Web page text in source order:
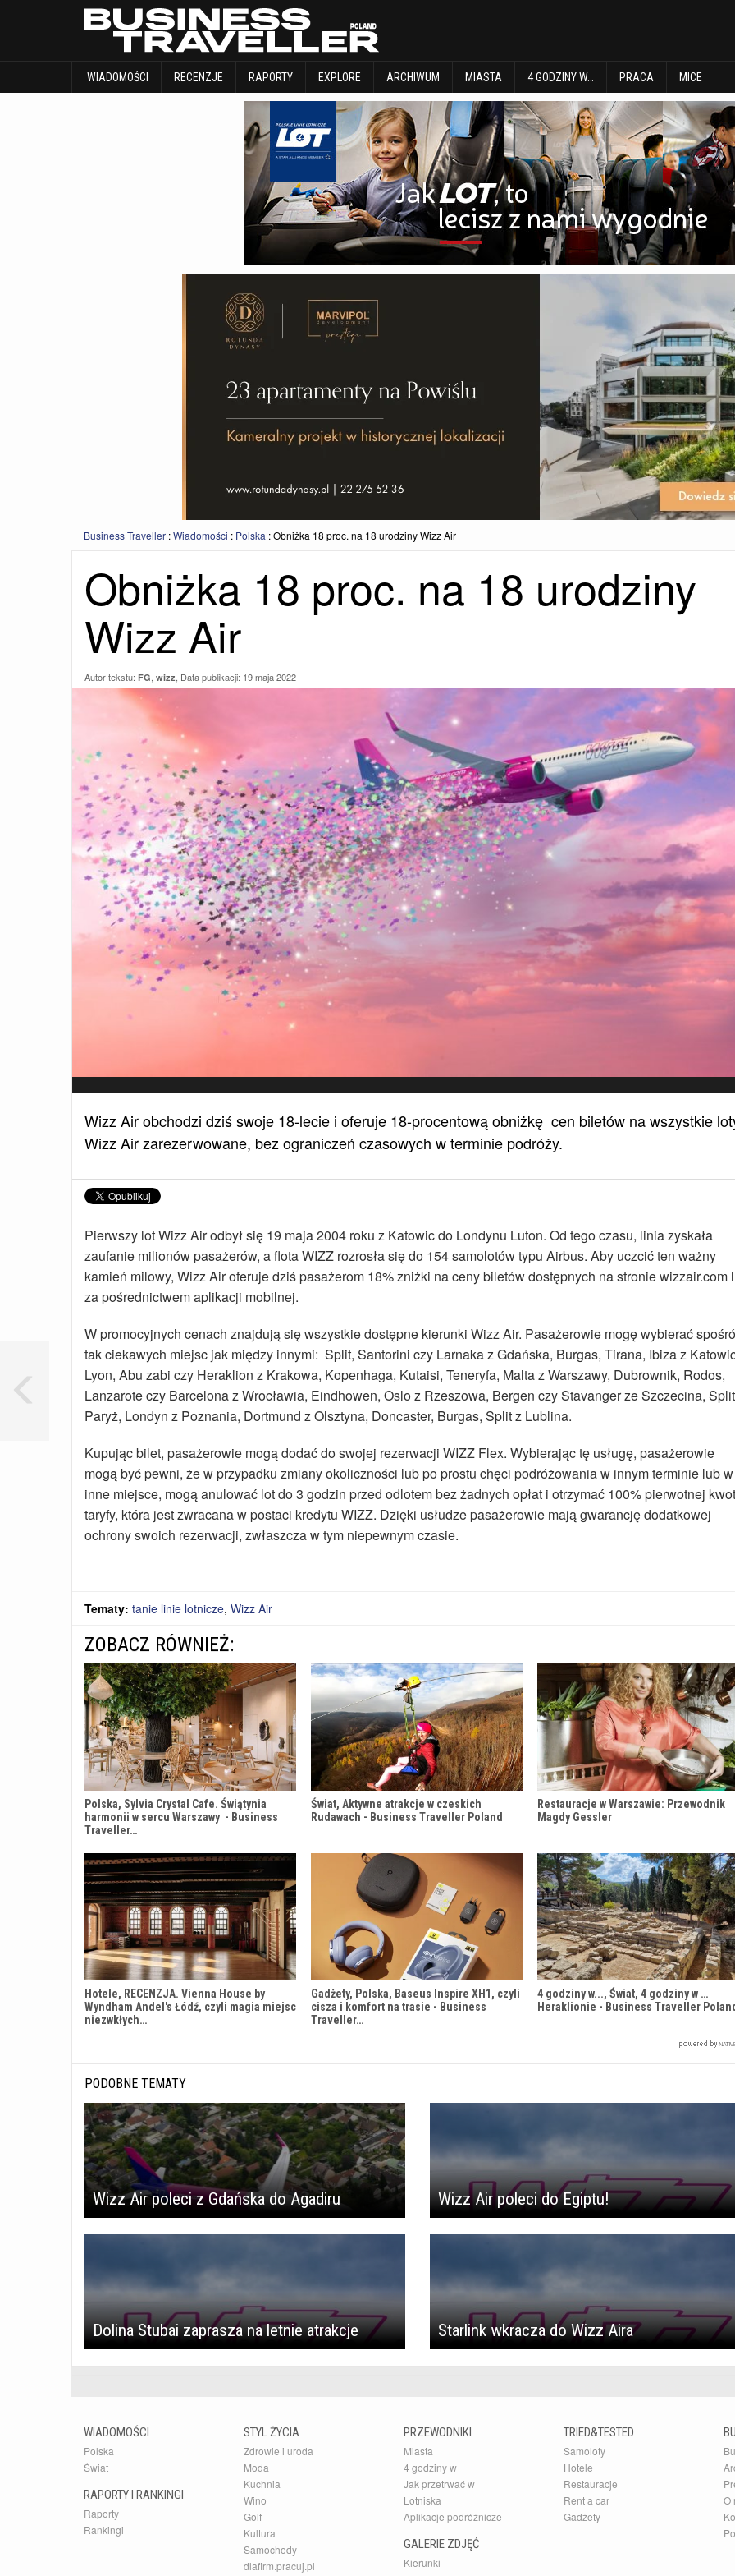
WIADOMOŚCI RECENZJE RAPORTY EXPLORE ARCHIWUM MIASTA 4 GODZINY W… PRACA MICE
WIADOMOŚCI RECENZJE
Business Traveller :Wiadomości : Polska :Obniżka 18 proc. na 18 urodziny Wizz Air
Obniżka 18 proc. na 18 urodziny
Wizz Air
Autor tekstu: FG, wizz, Data publikacji: 19 maja 2022
Wizz Air obchodzi dziś swoje 18-lecie i oferuje 18-procentową obniżkę cen biletów na wszystkie
Wizz Air zarezerwowane, bez ograniczeń czasowych w terminie podróży.
Pierwszy lot Wizz Air odbył się 19 maja 2004 roku z Katowic do Londynu Luton. Od tego czasu, linia zyskała
zaufanie milionów pasażerów, a flota WIZZ rozrosła się do 154 samolotów typu Airbus. Aby uczcić ten ważny
kamień milowy, Wizz Air oferuje dziś pasażerom 18% zniżki na ceny biletów dostępnych na stronie wizzair.com
za pośrednictwem aplikacji mobilnej.
W promocyjnych cenach znajdują się wszystkie dostępne kierunki Wizz Air. Pasażerowie mogę wybierać
tak ciekawych miejsc jak między innymi: Split, Santorini czy Larnaka z Gdańska, Burgas, Tirana, Ibiza z
Lyon, Abu zabi czy Heraklion z Krakowa, Kopenhaga, Kutaisi, Teneryfa, Malta z Warszawy, Dubrownik, Rodos,
Lanzarote czy Barcelona z Wrocławia, Eindhowen, Oslo z Rzeszowa, Bergen czy Stavanger ze Szczecina,
Paryż, Londyn z Poznania, Dortmund z Olsztyna, Doncaster, Burgas, Split z Lublina.
Kupując bilet, pasażerowie mogą dodać do swojej rezerwacji WIZZ Flex. Wybierając tę usługę, pasażerowie
mogą być pewni, że w przypadku zmiany okoliczności lub po prostu chęci podróżowania w innym terminie lub w
inne miejsce, mogą anulować lot do 3 godzin przed odlotem bez żadnych opłat i otrzymać 100% pierwotnej
taryfy, która jest zwracana w postaci kredytu WIZZ. Dzięki usłudze pasażerowie mają gwarancję dodatkowej
ochrony swoich rezerwacji, zwłaszcza w tym niepewnym czasie.
Tematy: tanie linie lotnicze, Wizz Air
ZOBACZ RÓWNIEŻ:
Polska, Sylvia Crystal Cafe. Świątynia
harmonii w sercu Warszawy - Business
Traveller…
Świat, Aktywne atrakcje w czeskich
Rudawach - Business Traveller Poland
Restauracje w Warszawie: Przewodnik
Magdy Gessler
Hotele, RECENZJA. Vienna House by
Wyndham Andel's Łódź, czyli magia miejsc
niezwkłych…
Gadżety, Polska, Baseus Inspire XH1, czyli
cisza i komfort na trasie - Business
Traveller…
4 godziny w..., Świat, 4 godziny w …
Heraklionie - Business Traveller
PODOBNE TEMATY
Wizz Air poleci z Gdańska do Agadiru Wizz Air poleci do Egiptu!
Dolina Stubai zaprasza na letnie atrakcje Starlink wkracza do Wizz Aira
WIADOMOŚCI
Polska
Świat
RAPORTY I RANKINGI
Raporty
Rankingi
STYL ŻYCIA
Zdrowie i uroda
Moda
Kuchnia
Wino
Golf
Kultura
Samochody
dlafirm.pracuj.pl
PRZEWODNIKI
Miasta
4 godziny w
Jak przetrwać w
Lotniska
Aplikacje podróżnicze
GALERIE ZDJĘĆ
Kierunki
TRIED&TESTED
Samoloty
Hotele
Restauracje
Rent a car
Gadżety
O